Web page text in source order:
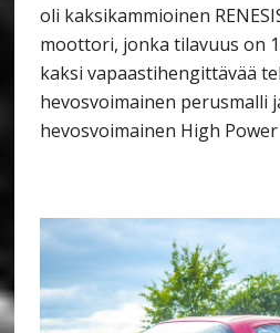
oli kaksikammioinen
moottori, jonka tilavuus on
kaksi vapaastihengittävää
hevosvoimainen perusmalli
hevosvoimainen High